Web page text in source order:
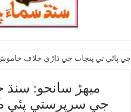
پاڻي تي پنجاب جي ڌاڙي خلاف خاموش
ميهڙ سانحو:
جي سرپرستي پئي